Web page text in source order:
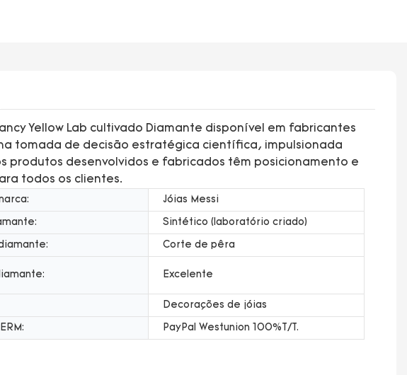
Yellow Lab cultivado Diamante disponível em fabricantes
tomada de decisão estratégica científica, impulsionada
produtos desenvolvidos e fabricados têm posicionamento e
todos os clientes.
Jóias Messi
Sintético (laboratório criado)
Corte de pêra
Excelente
Decorações de jóias
PayPal Westunion 100%T/T.